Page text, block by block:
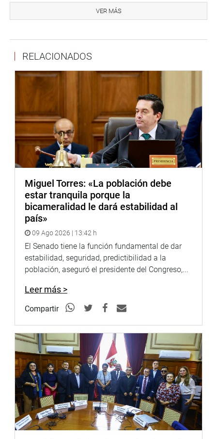
que están involucradas en estos cerca de 200 kilómetros
que abarca el proyecto. Centenares de centros poblados,
Posteriormente, esta propuesta legislativa, con 95 votos a
favor, fue exonerada del trámite de segunda votación.
OFICINA DE COMUNICACIONES E IMAGEN
INSTITUCIONAL
VER MÁS
RELACIONADOS
Miguel Torres: «La población debe
estar tranquila porque la
bicameralidad le dará estabilidad al
país»
09 Ago 2026 | 13:42 h
El Senado tiene la función fundamental de dar
estabilidad, seguridad, predictibilidad a la
población, aseguró el presidente del Congreso,...
Leer más >
Compartir